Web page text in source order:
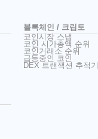
블록체인 / 크립토
코인시장 스냅
코인 시가총액 순위
코인거래소 순위
급등중인 코인
DEX 트랜잭션 추적기